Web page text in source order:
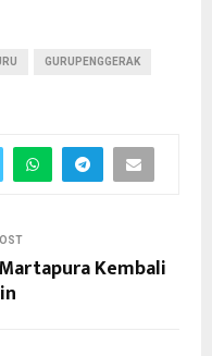
GURUPENGGERAK
Kembali